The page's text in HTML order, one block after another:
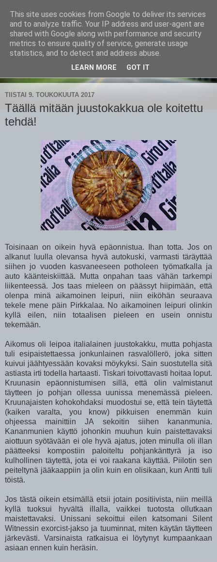
CampaSimpukka
kammen- ja kauhanpyöritystä
TIISTAI 9. TOUKOKUUTA 2017
Täällä mitään juustokakkua ole koitettu
tehdä!
Toisinaan on oikein hyvä epäonnistua. Ihan totta. Jos on
alkanut luulla olevansa hyvä autokuski, varmasti täräyttää
siihen jo vuoden kasvaneeseen potholeen työmatkalla ja
auto käänteiskiittää. Mutta onpahan taas vähän tarkempi
liikenteessä. Jos taas mieleen on päässyt hiipimään, että
olenpa minä aikamoinen leipuri, niin eiköhän seuraava
tekele mene päin Pirkkalaa. No aikamoinen leipuri olinkin
kyllä eilen, niin totaalisen pieleen en usein onnistu
tekemään.
Aikomus oli leipoa italialainen juustokakku, mutta pohjasta
tuli esipaistettaessa jonkunlainen rasvalöllerö, joka sitten
kuivui jäähtyessään kovaksi möykyksi. Sain suostutella sitä
astiasta irti todella hartaasti. Tiskari toivottavasti hoitaa loput.
Kruunasin epäonnistumisen sillä, että olin valmistanut
täytteen jo pohjan ollessa uunissa menemässä pieleen.
Kruunajaisten kohokohdaksi muodostui se, että tein täytettä
(kaiken varalta, you know) pikkuisen enemmän kuin
ohjeessa mainittiin JA sekoitin siihen kananmunia.
Kananmunien käyttö johonkin muuhun kuin paistettavaksi
aiottuun syötävään ei ole hyvä ajatus, joten minulla oli illan
päätteeksi kompostiin paloiteltu pohjankänttyrä ja iso
kulhollinen täytettä, jota ei voi raakana käyttää. Piilotin sen
peiteltynä jääkaappiin ja olin kuin en olisikaan, kun Antti tuli
töistä.
Jos tästä oikein etsimällä etsii jotain positiivista, niin meillä
kyllä tuoksui hyvältä illalla, vaikkei tuotosta ollutkaan
maistettavaksi. Unissani sekoittui eilen katsomani Silent
Witnessin exorcist-jakso ja tuuminnat, miten käytän täytteen
järkevästi. Varsinaista ratkaisua ei löytynyt kumpaankaan
asiaan ennen kuin heräsin.
This site uses cookies from Google to deliver its services
and to analyze traffic. Your IP address and user-agent are
shared with Google along with performance and security
metrics to ensure quality of service, generate usage
statistics, and to detect and address abuse.
LEARN MORE GOT IT